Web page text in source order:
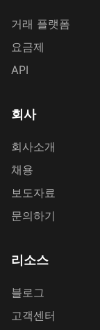
거래 플랫폼
요금제
API
회사
회사소개
채용
보도자료
문의하기
리소스
블로그
고객센터